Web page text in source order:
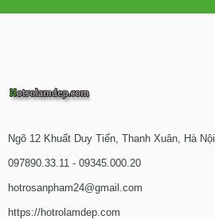
Ngõ 12 Khuất Duy Tiến, Thanh Xuân, Hà Nội
097890.33.11 - 09345.000.20
hotrosanpham24@gmail.com
https://hotrolamdep.com